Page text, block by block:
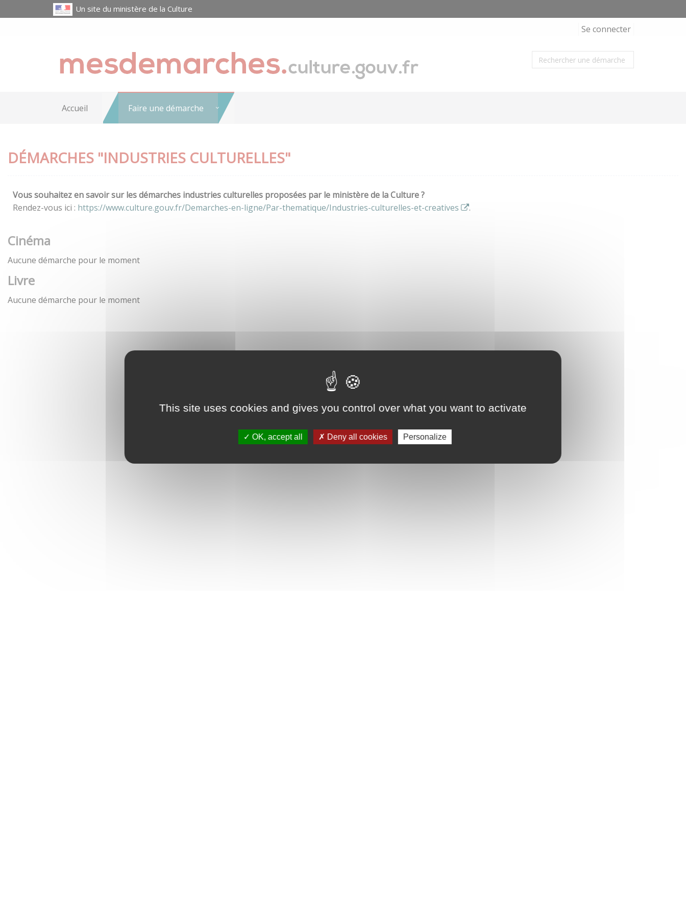
This site uses cookies and gives you control over what you want to activate
OK, accept all Deny all cookies Personalize
Un site du ministère de la Culture
Se connecter
Accueil Faire une démarche
DÉMARCHES "INDUSTRIES CULTURELLES"
Vous souhaitez en savoir sur les démarches industries culturelles proposées par le ministère de la Culture ?
Rendez-vous ici : https://www.culture.gouv.fr/Demarches-en-ligne/Par-thematique/Industries-culturelles-et-creatives .
Cinéma
Aucune démarche pour le moment
Livre
Aucune démarche pour le moment